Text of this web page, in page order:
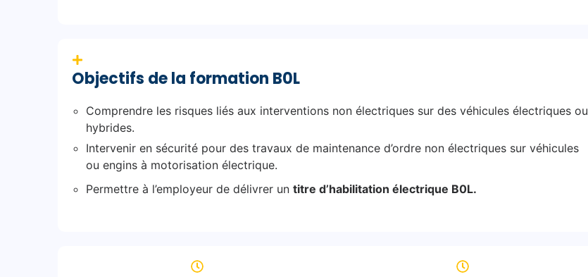
Objectifs de la formation B0L
Comprendre les risques liés aux interventions non électriques sur des véhicules électriques ou
hybrides.
Intervenir en sécurité pour des travaux de maintenance d’ordre non électriques sur véhicules
ou engins à motorisation électrique.
Permettre à l’employeur de délivrer un titre d’habilitation électrique B0L.